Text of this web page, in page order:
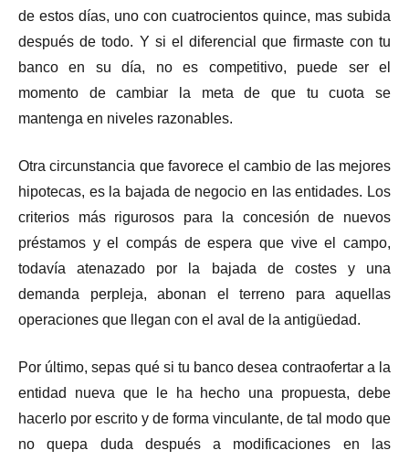
de estos días, uno con cuatrocientos quince, mas subida
después de todo. Y si el diferencial que firmaste con tu
banco en su día, no es competitivo, puede ser el
momento de cambiar la meta de que tu cuota se
mantenga en niveles razonables.
Otra circunstancia que favorece el cambio de las mejores
hipotecas, es la bajada de negocio en las entidades. Los
criterios más rigurosos para la concesión de nuevos
préstamos y el compás de espera que vive el campo,
todavía atenazado por la bajada de costes y una
demanda perpleja, abonan el terreno para aquellas
operaciones que llegan con el aval de la antigüedad.
Por último, sepas qué si tu banco desea contraofertar a la
entidad nueva que le ha hecho una propuesta, debe
hacerlo por escrito y de forma vinculante, de tal modo que
no quepa duda después a modificaciones en las